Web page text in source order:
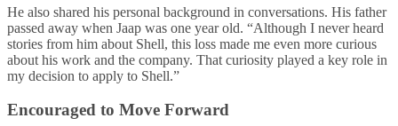
He also shared his personal background in conversations. His father
passed away when Jaap was one year old. “Although I never heard
stories from him about Shell, this loss made me even more curious
about his work and the company. That curiosity played a key role in
my decision to apply to Shell.”
Encouraged to Move Forward